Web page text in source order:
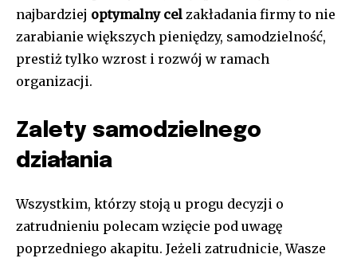
najbardziej optymalny cel zakładania firmy to nie
zarabianie większych pieniędzy, samodzielność,
prestiż tylko wzrost i rozwój w ramach
organizacji.
Zalety samodzielnego
działania
Wszystkim, którzy stoją u progu decyzji o
zatrudnieniu polecam wzięcie pod uwagę
poprzedniego akapitu. Jeżeli zatrudnicie, Wasze